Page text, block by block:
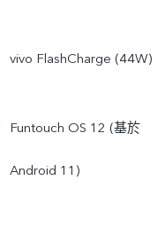
vivo FlashCharge (44W)
Funtouch OS 12 (基於
Android 11)